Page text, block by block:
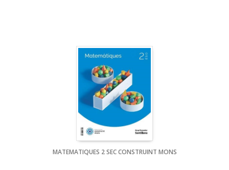
MATEMATIQUES 2 SEC CONSTRUINT MONS